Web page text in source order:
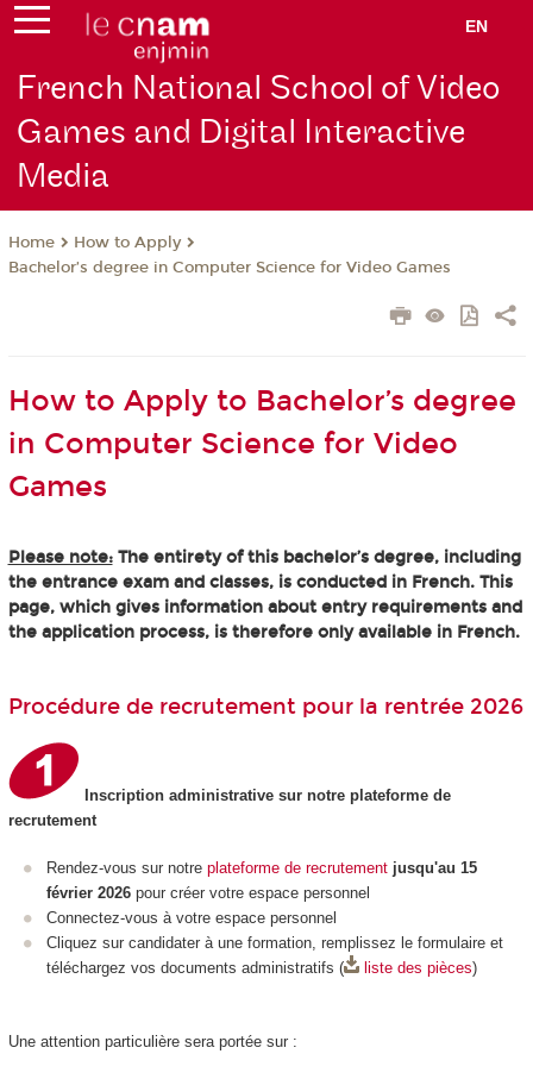
EN
French National School of Video
Games and Digital Interactive
Media
Home
How to Apply
Bachelor’s degree in Computer Science for Video Games
How to Apply to Bachelor’s degree
in Computer Science for Video
Games
Please note:The entirety of this bachelor’s degree, including
the entrance exam and classes, is conducted in French. This
page, which gives information about entry requirements and
the application process, is therefore only available in French.
Procédure de recrutement pour la rentrée 2026
Inscription administrative sur notre plateforme de
recrutement
Rendez-vous sur notre plateforme de recrutement jusqu'au 15
février 2026 pour créer votre espace personnel
Connectez-vous à votre espace personnel
Cliquez sur candidater à une formation, remplissez le formulaire et
téléchargez vos documents administratifs (
liste des pièces)
Une attention particulière sera portée sur :